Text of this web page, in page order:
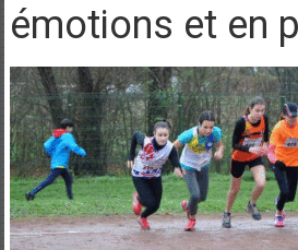
émotions et en